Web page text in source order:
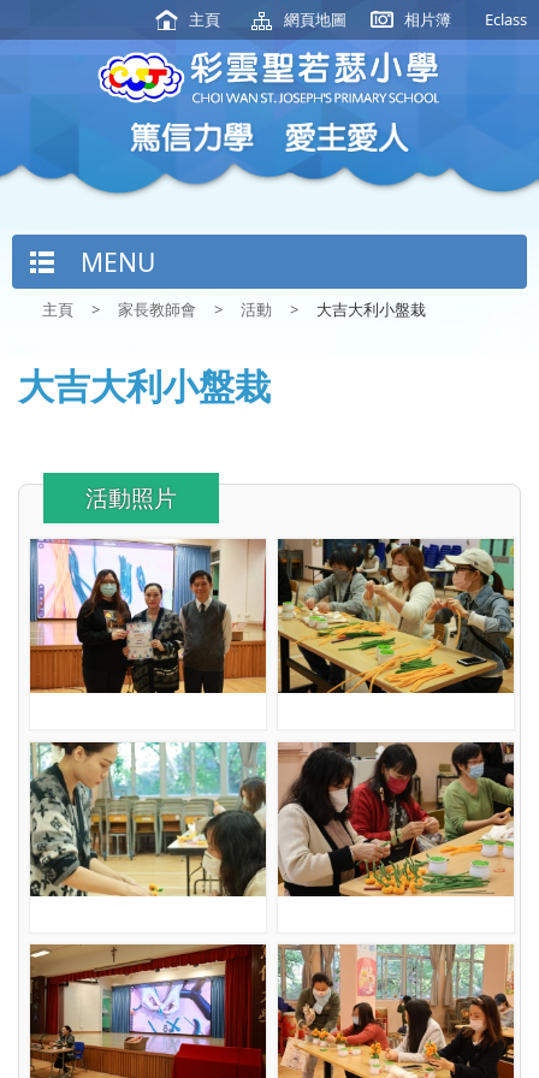
主頁 網頁地圖 相片簿 Eclass
MENU
主頁 > 家長教師會 > 活動 > 大吉大利小盤栽
大吉大利小盤栽
活動照片